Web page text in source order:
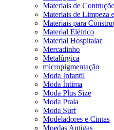
Materiais de
Materiais de Limpeza
Materiais para
Material Elétrico
Material Hospitalar
Mercadinho
Metalúrgica
micropigmentação
Moda Infantil
Moda Íntima
Moda Plus Size
Moda Praia
Moda Surf
Modeladores e Cintas
Moedas Antigas